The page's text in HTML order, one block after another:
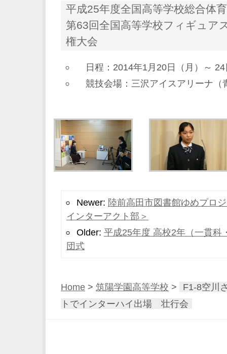
平成25年度全国高等学校総合体
第63回全国高等学校フィギュア
権大会
日程：2014年1月20日（月）～
競技会場：三沢アイスアリーナ（
Newer: 陸前高田市図書館ゆめプロ
インターアクト部＞
Older: 平成25年度 高校2年（一貫科
団式
Home > 筑陽学園高等学校 >
F1-8空川
トでインターハイ出場 壮行会